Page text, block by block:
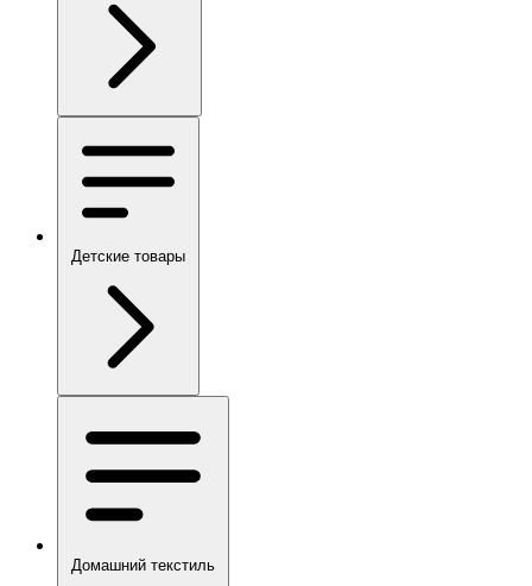
Детские товары
Домашний текстиль